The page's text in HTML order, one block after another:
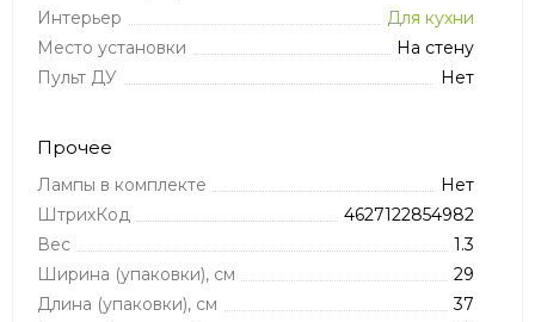
Интерьер
Для кухни
Место установки
На стену
Пульт ДУ
Нет
Прочее
Лампы в комплекте
Нет
ШтрихКод
4627122854982
Вес
1.3
Ширина (упаковки), см
29
Длина (упаковки), см
37